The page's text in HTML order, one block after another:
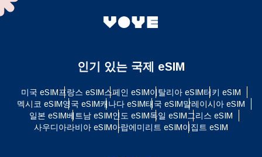
인기 있는 국제 eSIM
미국 eSIM프랑스 eSIM스페인 eSIM이탈리아 eSIM터키 eSIM
멕시코 eSIM영국 eSIM캐나다 eSIM태국 eSIM말레이시아 eSIM
일본 eSIM베트남 eSIM인도 eSIM독일 eSIM그리스 eSIM
사우디아라비아 eSIM아랍에미리트 eSIM이집트 eSIM